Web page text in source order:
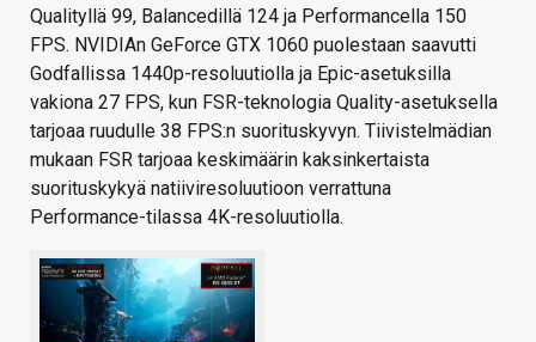
Qualityllä 99, Balancedillä 124 ja Performancella 150
FPS. NVIDIAn GeForce GTX 1060 puolestaan saavutti
Godfallissa 1440p-resoluutiolla ja Epic-asetuksilla
vakiona 27 FPS, kun FSR-teknologia Quality-asetuksella
tarjoaa ruudulle 38 FPS:n suorituskyvyn. Tiivistelmädian
mukaan FSR tarjoaa keskimäärin kaksinkertaista
suorituskykyä natiiviresoluutioon verrattuna
Performance-tilassa 4K-resoluutiolla.